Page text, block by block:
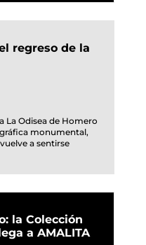
regreso de la
La Odisea de Homero
monumental,
a sentirse
la Colección
a AMALITA